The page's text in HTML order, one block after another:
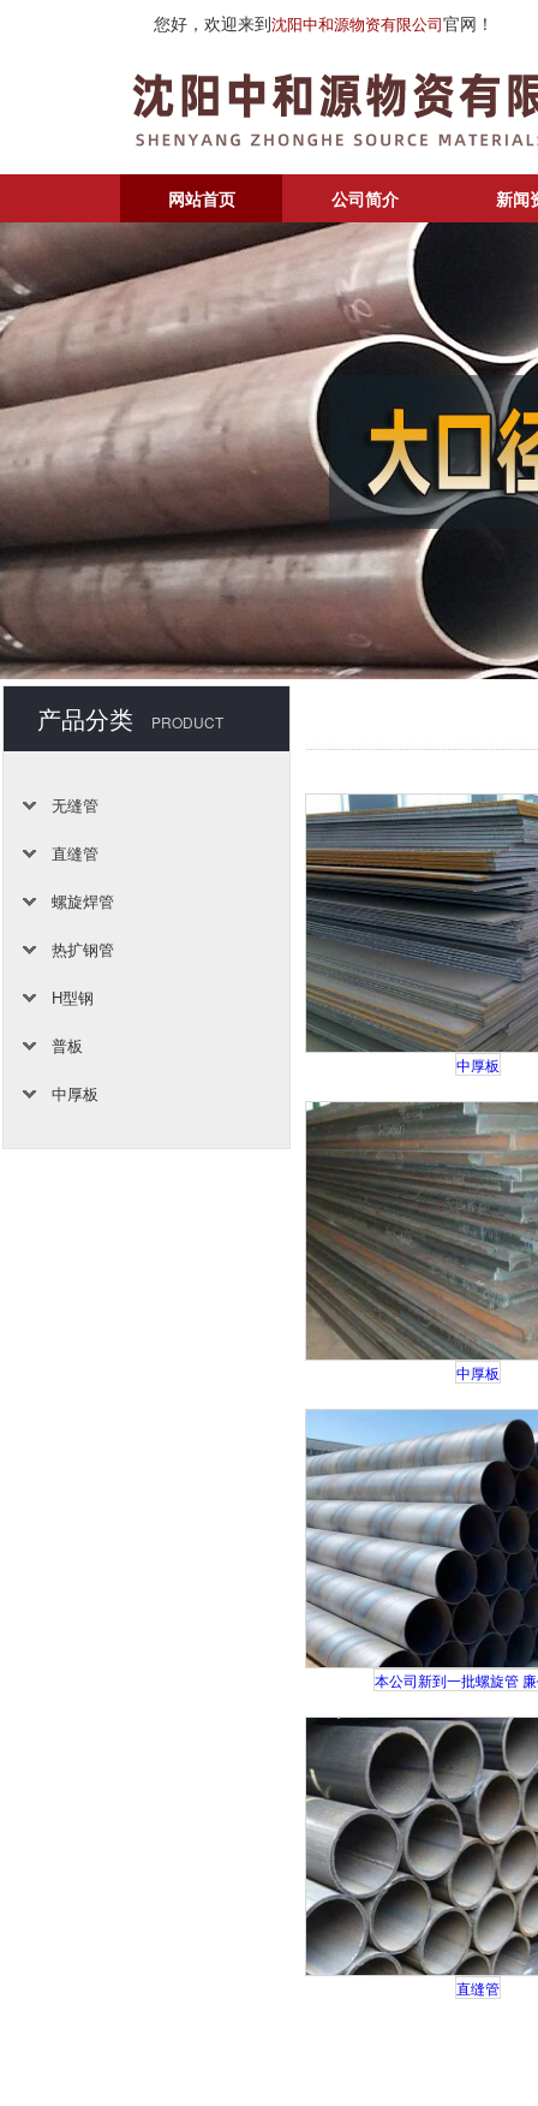
您好，欢迎来到沈阳中和源物资有限公司官网！
网站首页 公司简介 新闻
产品分类 PRODUCT
无缝管
直缝管
螺旋焊管
热扩钢管
H型钢
普板
中厚板
中厚板
中厚板
本公司新到一批螺旋管
直缝管